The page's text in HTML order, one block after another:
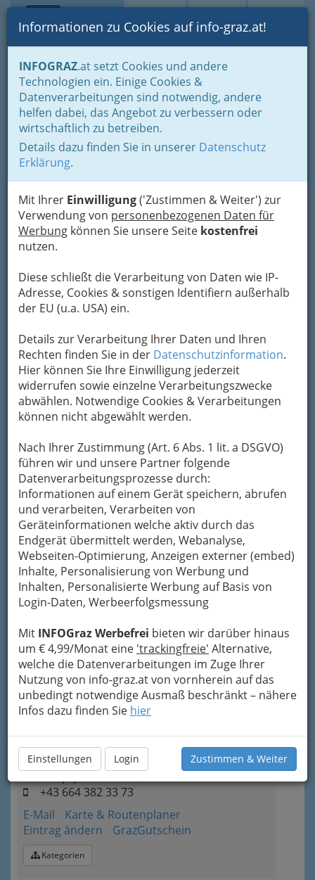
Suche Login Toggle
Informationen zu Cookies auf info-graz.at!
INFOGRAZ.at setzt Cookies und andere
Technologien ein. Einige Cookies &
Datenverarbeitungen sind notwendig, andere
helfen dabei, das Angebot zu verbessern oder
wirtschaftlich zu betreiben.
Details dazu finden Sie in unserer Datenschutz
Erklärung.
Mit Ihrer Einwilligung('Zustimmen & Weiter') zur
Verwendung von personenbezogenen Daten für
Werbung können Sie unsere Seite kostenfrei
nutzen.
Diese schließt die Verarbeitung von Daten wie IP-
Adresse, Cookies & sonstigen Identifiern außerhalb
der EU (u.a. USA) ein.
Details zur Verarbeitung Ihrer Daten und Ihren
Rechten finden Sie in der Datenschutzinformation.
Hier können Sie Ihre Einwilligung jederzeit
widerrufen sowie einzelne Verarbeitungszwecke
abwählen. Notwendige Cookies & Verarbeitungen
können nicht abgewählt werden.
Nach Ihrer Zustimmung (Art. 6 Abs. 1 lit. a DSGVO)
führen wir und unsere Partner folgende
Datenverarbeitungsprozesse durch:
Informationen auf einem Gerät speichern, abrufen
und verarbeiten, Verarbeiten von
Geräteinformationen welche aktiv durch das
Endgerät übermittelt werden, Webanalyse,
Webseiten-Optimierung, Anzeigen externer (embed)
Inhalte, Personalisierung von Werbung und
Inhalten, Personalisierte Werbung auf Basis von
Login-Daten, Werbeerfolgsmessung
Mit INFOGraz Werbefrei bieten wir darüber hinaus
um € 4,99/Monat eine 'trackingfreie' Alternative,
welche die Datenverarbeitungen im Zuge Ihrer
Nutzung von info-graz.at von vornherein auf das
unbedingt notwendige Ausmaß beschränkt – nähere
Infos dazu finden Sie hier
Einstellungen Login Zustimmen & Weiter
Home Branchen
Einkaufen & Schenken - der Handel
Handel in Graz
Dinge des täglichen Lebens
Lebensmittelhandel allgemein
Lebensmittelhandel
allgemein
Lebensmittelhändler, Supermärkte, Lebensmittelgeschäfte,
Lebensmittelhandel, Lebensmittelshops, .... . Händler für
Lebensmittel in Graz:
Bezirksauswahl
Alle Bezirke
Christian Pfeifer
Reininghausstraße 72, 8020 Graz
Karte & Routenplaner
Eintrag ändern
Kategorien
Kärntner Straße 291, 8053 Graz
Karte & Routenplaner
Eintrag ändern
Kategorien
Jochen Pfleger e.U. - OMV -Tankstelle
und Shop Autobahnstation
OMV Autobahnstation, 8121
Deutschfeistritz
+43 3127 409 20 - 13
Karte & Routenplaner
Eintrag ändern
Öffnungszeiten
Kategorien
4
Naturkost Herbert Piber
+43 664 382 33 73
E-Mail
Karte & Routenplaner
Eintrag ändern
GrazGutschein
Kategorien